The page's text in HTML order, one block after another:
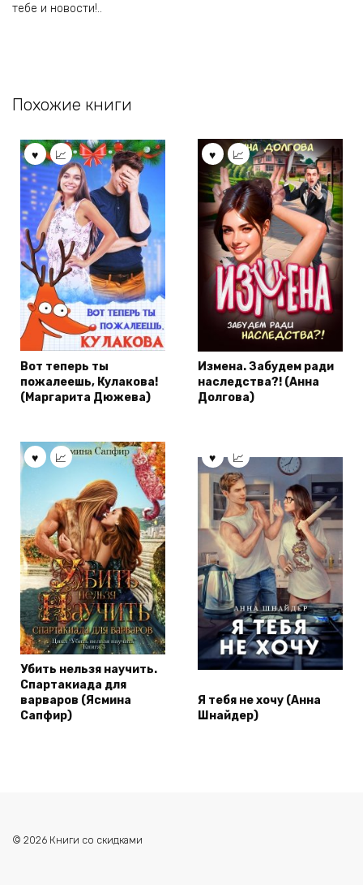
тебе и новости!..
Похожие книги
Вот теперь ты
пожалеешь, Кулакова!
(Маргарита Дюжева)
Измена. Забудем ради
наследства?! (Анна
Долгова)
Убить нельзя научить.
Спартакиада для
варваров (Ясмина
Сапфир)
Я тебя не хочу (Анна
Шнайдер)
© 2026 Книги со скидками